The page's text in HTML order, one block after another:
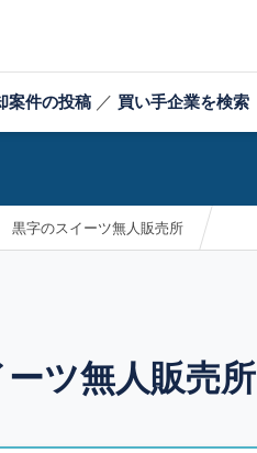
案件の投稿 ／ 買い手企業を検索
黒字のスイーツ無人販売所
ツ無人販売所